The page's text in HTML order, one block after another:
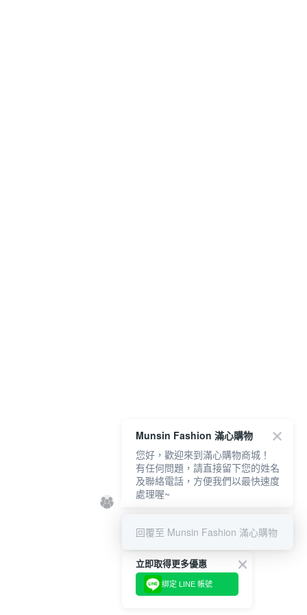
立即取得更多優惠
綁定 LINE 帳號
Munsin Fashion 滿心購物
您好，歡迎來到滿心購物商城！
有任何問題，請直接留下您的姓名
及聯絡電話，方便我們以最快速度
處理喔~
回覆至 Munsin Fashion 滿心購物